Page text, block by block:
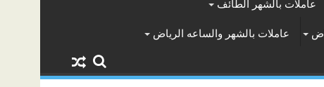
عاملات بالشهر الطائف
عاملات بالشهر والساعه الرياض